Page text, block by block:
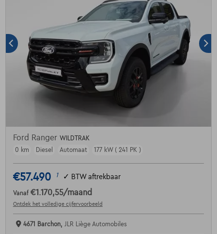
Ford Ranger WILDTRAK
0 km
Diesel Automaat 177 kW ( 241 PK )
€57.490 1 ✓ BTW aftrekbaar
Vanaf €1.170,55/maand
Ontdek het volledige cijfervoorbeeld
4671 Barchon, JLR Liège Automobiles